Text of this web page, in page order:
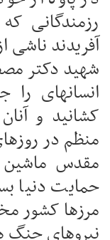
رزمندگانی
آفریدند ناشی
شهید دکتر
انسانهای
کشانید و
منظم در
مقدس
حمایت دنیا
مرزها کشور